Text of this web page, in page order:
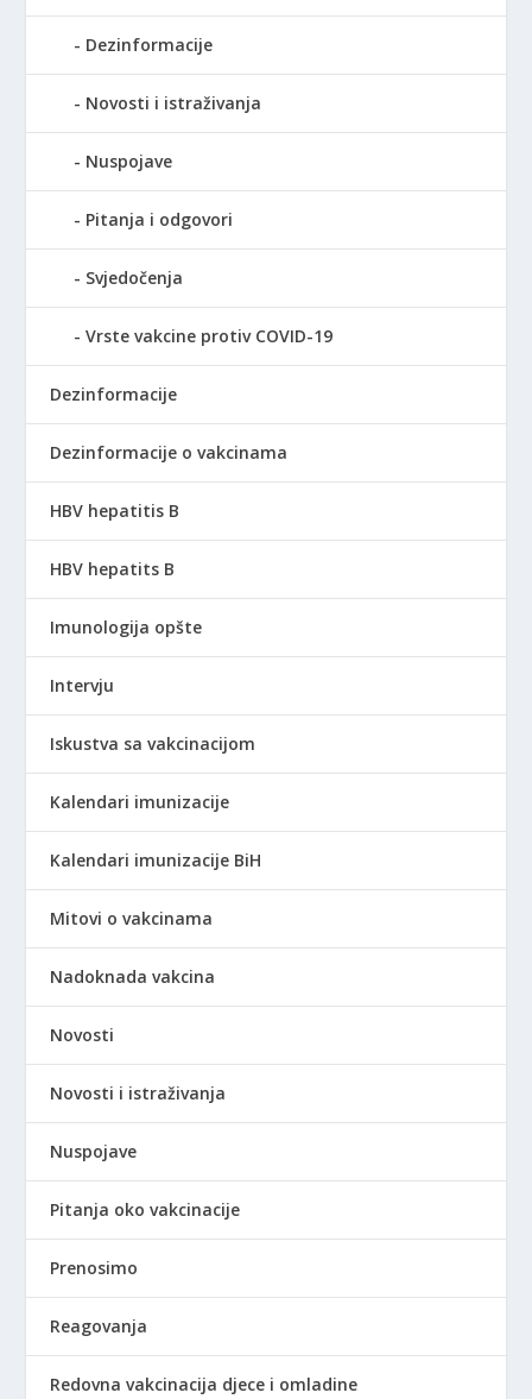
Dezinformacije
Novosti i istraživanja
Nuspojave
Pitanja i odgovori
Svjedočenja
Vrste vakcine protiv COVID-19
Dezinformacije
Dezinformacije o vakcinama
HBV hepatitis B
HBV hepatits B
Imunologija opšte
Intervju
Iskustva sa vakcinacijom
Kalendari imunizacije
Kalendari imunizacije BiH
Mitovi o vakcinama
Nadoknada vakcina
Novosti
Novosti i istraživanja
Nuspojave
Pitanja oko vakcinacije
Prenosimo
Reagovanja
Redovna vakcinacija djece i omladine